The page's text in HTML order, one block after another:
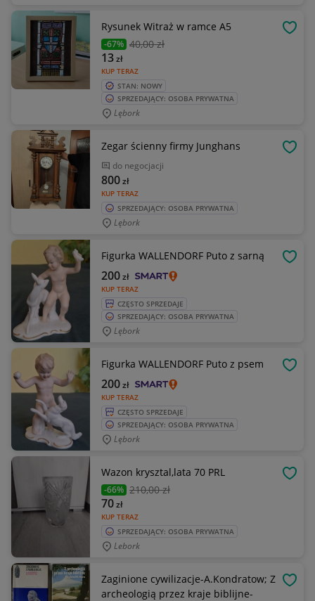
Rysunek Witraż w ramce A5
-67% 40,00 zł
KUP TERAZ
13zł
STAN: NOWY
SPRZEDAJĄCY: OSOBA PRYWATNA
Lębork
Zegar ścienny firmy Junghans
do negocjacji
KUP TERAZ
800zł
SPRZEDAJĄCY: OSOBA PRYWATNA
Lębork
Figurka WALLENDORF Puto z sarną
KUP TERAZ
200zł
CZĘSTO SPRZEDAJE
SPRZEDAJĄCY: OSOBA PRYWATNA
Lębork
Figurka WALLENDORF Puto z psem
KUP TERAZ
200zł
CZĘSTO SPRZEDAJE
SPRZEDAJĄCY: OSOBA PRYWATNA
Lębork
Wazon krysztal,lata 70 PRL
-66% 210,00 zł
KUP TERAZ
70zł
SPRZEDAJĄCY: OSOBA PRYWATNA
Lebork
Zaginione cywilizacje-A.Kondratow; Z
archeologią przez kraje biblijne-